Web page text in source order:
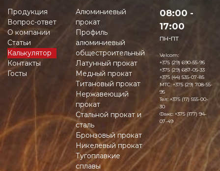
Продукция
Вопрос-ответ
О компании
Статьи
Калькулятор
Контакты
Госты
Алюминиевый
прокат
Профиль
алюминиевый
общестроительный
Латунный прокат
Медный прокат
Титановый прокат
Нержавеющий
прокат
Стальной прокат и
сталь
Бронзовый прокат
Никелевый прокат
Тугоплавкие
сплавы
08:00 -
17:00
пн-пт
Velcom:
+375 (29) 690-55-95
+375 (29) 687-05-33
+375 (44) 535-07-85
MTC:+375 (29) 708-55-
95
Тел: +375 (17) 555-00-
30
Факс: +375 (177) 94-
07-49